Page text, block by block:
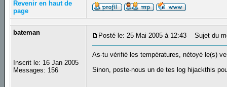
Revenir en haut de
page
bateman
Inscrit le: 16 Jan 2005
Messages: 156
Posté le: 25 Mai 2005 à 12:43 Sujet du
As-tu vérifié les températures, nétoyé le(s)
Sinon, poste-nous un de tes log hijackthis